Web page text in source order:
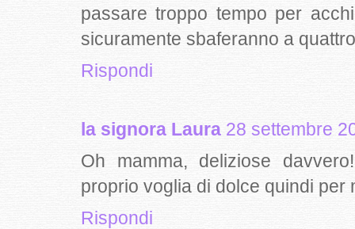
passare troppo tempo per
sicuramente sbaferanno a
Rispondi
la signora Laura 28 settembre
Oh mamma, deliziose
proprio voglia di dolce quindi per
Rispondi